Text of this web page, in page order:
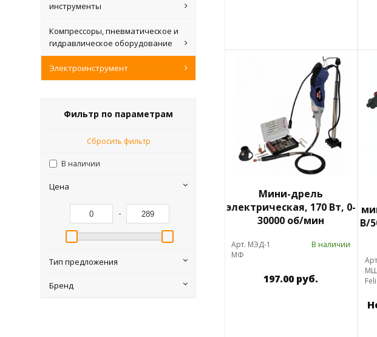
инструменты
Компрессоры, пневматическое и
гидравлическое оборудование
Электроинструмент
Фильтр по параметрам
Сбросить фильтр
В наличии
Цена
-
Тип предложения
Бренд
Мини-дрель
электрическая, 170 Вт, 0-
30000 об/мин
Арт. МЭД-1
МФ
В наличии
197.00 руб.
В/